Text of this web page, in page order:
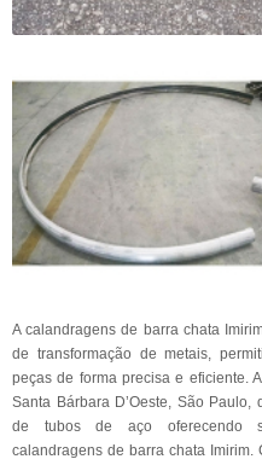
A calandragens de barra chata
de transformação de metais,
peças de forma precisa e eficiente.
Santa Bárbara D’Oeste, São
de tubos de aço oferecendo
calandragens de barra chata